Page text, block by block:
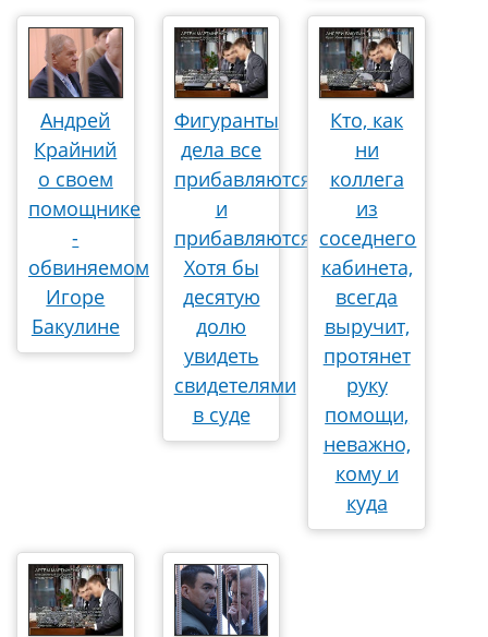
Андрей
Крайний
о своем
помощнике
-
обвиняемом
Игоре
Бакулине
Фигуранты
дела все
прибавляются
и
прибавляются.
Хотя бы
десятую
долю
увидеть
свидетелями
в суде
Кто, как
ни
коллега
из
соседнего
кабинета,
всегда
выручит,
протянет
руку
помощи,
неважно,
кому и
куда